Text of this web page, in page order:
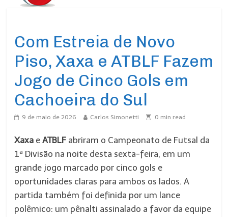
Com Estreia de Novo
Piso, Xaxa e ATBLF Fazem
Jogo de Cinco Gols em
Cachoeira do Sul
9 de maio de 2026 Carlos Simonetti 0 min read
Xaxa eATBLF abriram o Campeonato de Futsal da
1ª Divisão na noite desta sexta-feira, em um
grande jogo marcado por cinco gols e
oportunidades claras para ambos os lados. A
partida também foi definida por um lance
polêmico: um pênalti assinalado a favor da equipe